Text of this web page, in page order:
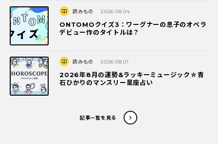
読みもの 2026.08.04
ONTOMOクイズ3：ワーグナーの息子のオペラ
デビュー作のタイトルは？
読みもの 2026.08.01
2026年8月の運勢&ラッキーミュージック☆青
石ひかりのマンスリー星座占い
記事一覧を見る